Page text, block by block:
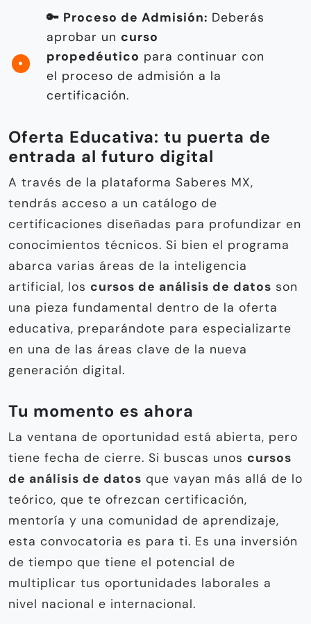
🔑 Proceso de Admisión: Deberás
aprobar un curso
propedéutico para continuar con
el proceso de admisión a la
certificación.
Oferta Educativa: tu puerta de
entrada al futuro digital
A través de la plataforma Saberes MX,
tendrás acceso a un catálogo de
certificaciones diseñadas para profundizar en
conocimientos técnicos. Si bien el programa
abarca varias áreas de la inteligencia
artificial, los cursos de análisis de datos son
una pieza fundamental dentro de la oferta
educativa, preparándote para especializarte
en una de las áreas clave de la nueva
generación digital.
Tu momento es ahora
La ventana de oportunidad está abierta, pero
tiene fecha de cierre. Si buscas unos cursos
de análisis de datos que vayan más allá de lo
teórico, que te ofrezcan certificación,
mentoría y una comunidad de aprendizaje,
esta convocatoria es para ti. Es una inversión
de tiempo que tiene el potencial de
multiplicar tus oportunidades laborales a
nivel nacional e internacional.